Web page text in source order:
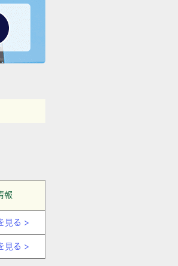
報
見る >
見る >